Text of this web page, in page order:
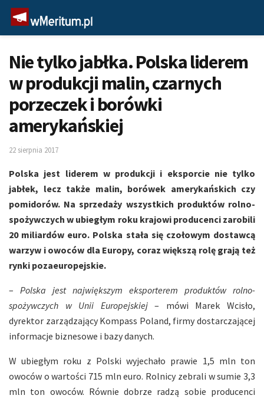
Nie tylko jabłka. Polska liderem
w produkcji malin, czarnych
porzeczek i borówki
amerykańskiej
22 sierpnia 2017
Polska jest liderem w produkcji i eksporcie nie tylko
jabłek, lecz także malin, borówek amerykańskich czy
pomidorów. Na sprzedaży wszystkich produktów rolno-
spożywczych w ubiegłym roku krajowi producenci zarobili
20 miliardów euro. Polska stała się czołowym dostawcą
warzyw i owoców dla Europy, coraz większą rolę grają też
rynki pozaeuropejskie.
– Polska jest największym eksporterem produktów rolno-
spożywczych w Unii Europejskiej– mówi Marek Wcisło,
dyrektor zarządzający Kompass Poland, firmy dostarczającej
informacje biznesowe i bazy danych.
W ubiegłym roku z Polski wyjechało prawie 1,5 mln ton
owoców o wartości 715 mln euro. Rolnicy zebrali w sumie 3,3
mln ton owoców. Równie dobrze radzą sobie producenci